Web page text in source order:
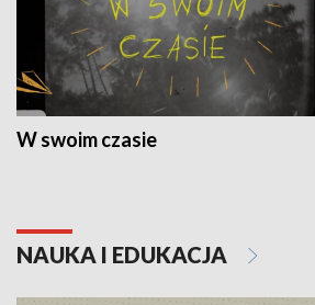
W swoim czasie
NAUKA I EDUKACJA